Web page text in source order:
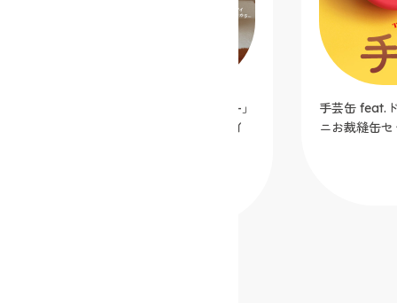
シンプルミシン「Dorothy-ドロシー-」
カフェオレ【クラフトハートトーカイ
手芸缶 feat.
ニお裁縫缶